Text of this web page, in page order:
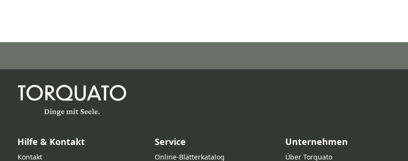
Hilfe & Kontakt
Kontakt
Service
Online‑Blätterkatalog
Unternehmen
Über Torquato